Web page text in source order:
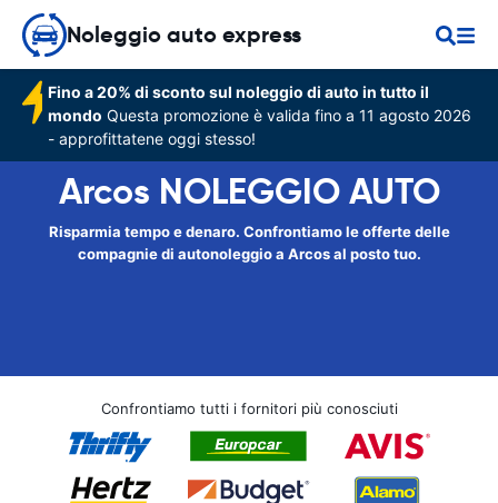
Noleggio auto express
Fino a 20% di sconto sul noleggio di auto in tutto il
mondo Questa promozione è valida fino a 11 agosto 2026
- approfittatene oggi stesso!
Arcos NOLEGGIO AUTO
Risparmia tempo e denaro. Confrontiamo le offerte delle
compagnie di autonoleggio a Arcos al posto tuo.
Confrontiamo tutti i fornitori più conosciuti